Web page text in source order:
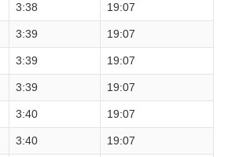
3:38 19:07
3:39 19:07
3:39 19:07
3:39 19:07
3:40 19:07
3:40 19:07